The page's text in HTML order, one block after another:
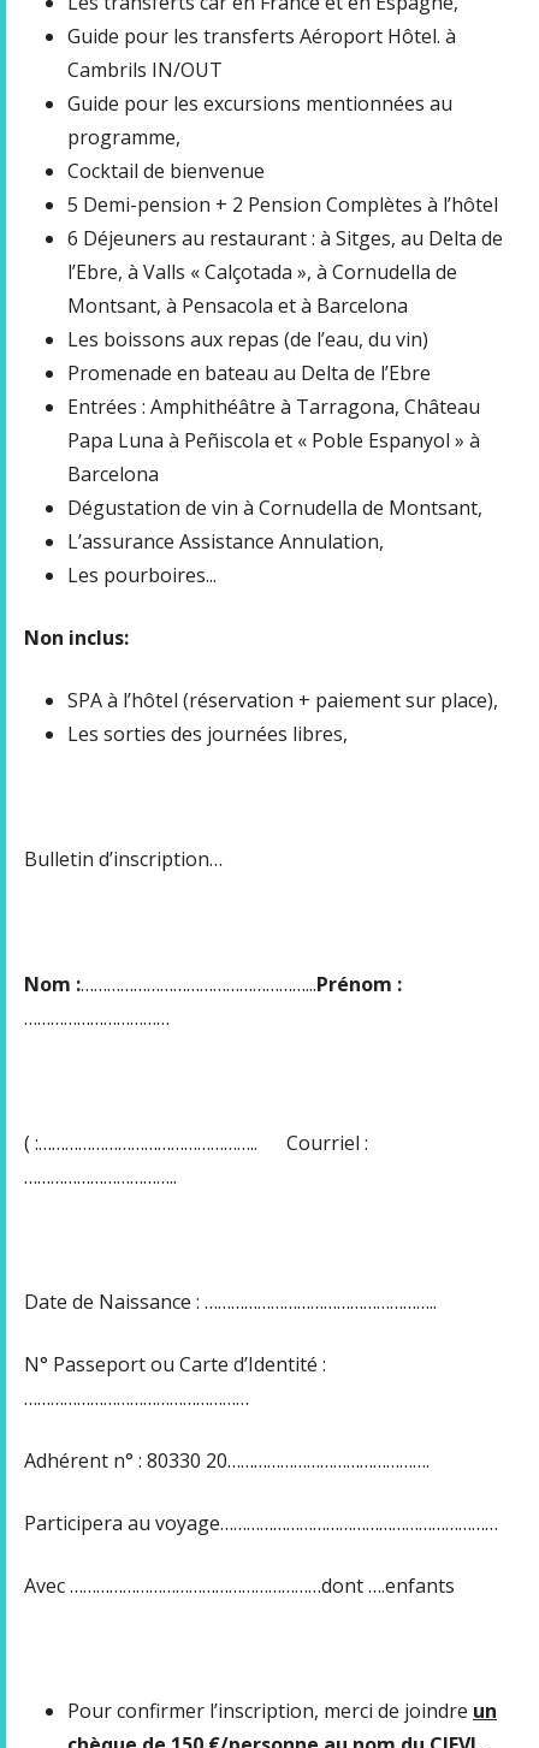
Guide pour les transferts Aéroport Hôtel. à
Cambrils IN/OUT
Guide pour les excursions mentionnées au
programme,
Cocktail de bienvenue
5 Demi-pension + 2 Pension Complètes à l’hôtel
6 Déjeuners au restaurant : à Sitges, au Delta de
l’Ebre, à Valls « Calçotada », à Cornudella de
Montsant, à Pensacola et à Barcelona
Les boissons aux repas (de l’eau, du vin)
Promenade en bateau au Delta de l’Ebre
Entrées : Amphithéâtre à Tarragona, Château
Papa Luna à Peñiscola et « Poble Espanyol » à
Barcelona
Dégustation de vin à Cornudella de Montsant,
L’assurance Assistance Annulation,
Les pourboires...
Non inclus:
SPA à l’hôtel (réservation + paiement sur place),
Les sorties des journées libres,
Bulletin d’inscription…
Nom :……………………………………………...Prénom :
……………………………
( :………………………………………….. Courriel :
……………………………..
Date de Naissance : ……………………………………………..
N° Passeport ou Carte d’Identité :
……………………………………………
Adhérent n° : 80330 20……………………………………….
Participera au voyage………………………………………………………
Avec …………………………………………………dont ….enfants
Pour confirmer l’inscription, merci de joindre un